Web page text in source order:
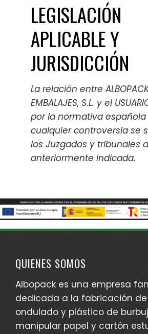
LEGISLACIÓN
APLICABLE Y
JURISDICCIÓN
La relación entre
EMBALAJES, S.L. y el
por la normativa
cualquier controversia se
los Juzgados y tribunales
anteriormente indicada.
QUIENES SOMOS
Albopack es una empresa
dedicada a la fabricación
ondulado y plástico de
manipular papel y cartón